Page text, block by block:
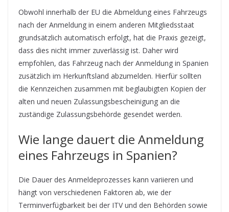
Obwohl innerhalb der EU die Abmeldung eines Fahrzeugs
nach der Anmeldung in einem anderen Mitgliedsstaat
grundsätzlich automatisch erfolgt, hat die Praxis gezeigt,
dass dies nicht immer zuverlässig ist. Daher wird
empfohlen, das Fahrzeug nach der Anmeldung in Spanien
zusätzlich im Herkunftsland abzumelden. Hierfür sollten
die Kennzeichen zusammen mit beglaubigten Kopien der
alten und neuen Zulassungsbescheinigung an die
zuständige Zulassungsbehörde gesendet werden.
Wie lange dauert die Anmeldung
eines Fahrzeugs in Spanien?
Die Dauer des Anmeldeprozesses kann variieren und
hängt von verschiedenen Faktoren ab, wie der
Terminverfügbarkeit bei der ITV und den Behörden sowie